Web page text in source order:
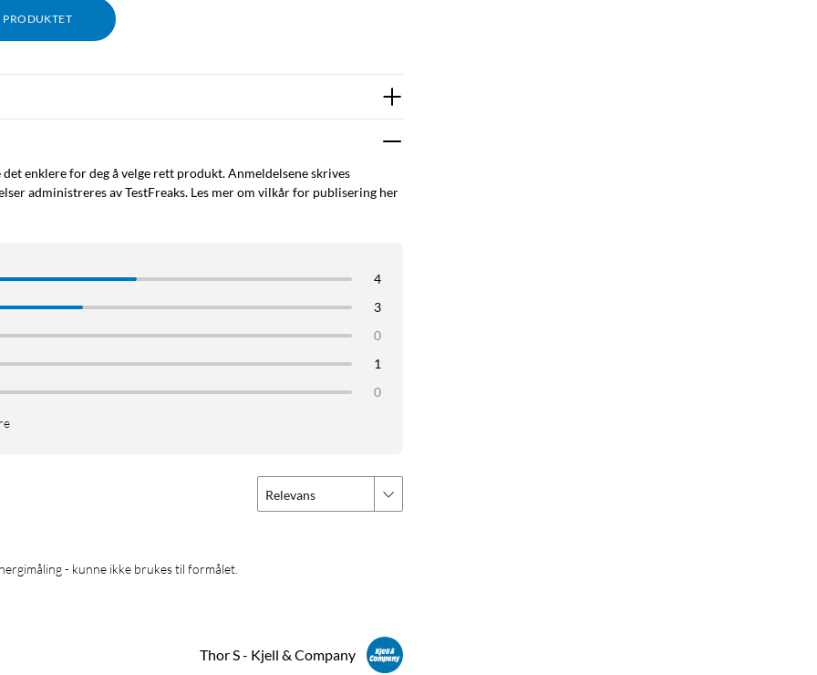
PRODUKTET
inkludert Google Assistant og Amazon Alexa. Dette betyr
hjemmet og bruke talekommandoer for å kontrollere
scenarier og automatiseringer som forbedrer
bygget for å være slitesterk og pålitelig. Den robuste
enklere for deg å velge rett produkt. Anmeldelsene skrives
administreres av TestFreaks. Les mer om vilkår for publisering her
4
3
0
1
0
Relevans
- kunne ikke brukes til formålet.
Thor S - Kjell & Company